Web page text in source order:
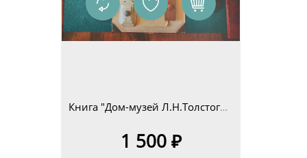
Книга "Дом-музей Л.Н.Толстого в Ясной Поляне. Очерк-путеводитель" Н.П.Пузин
1 500 ₽